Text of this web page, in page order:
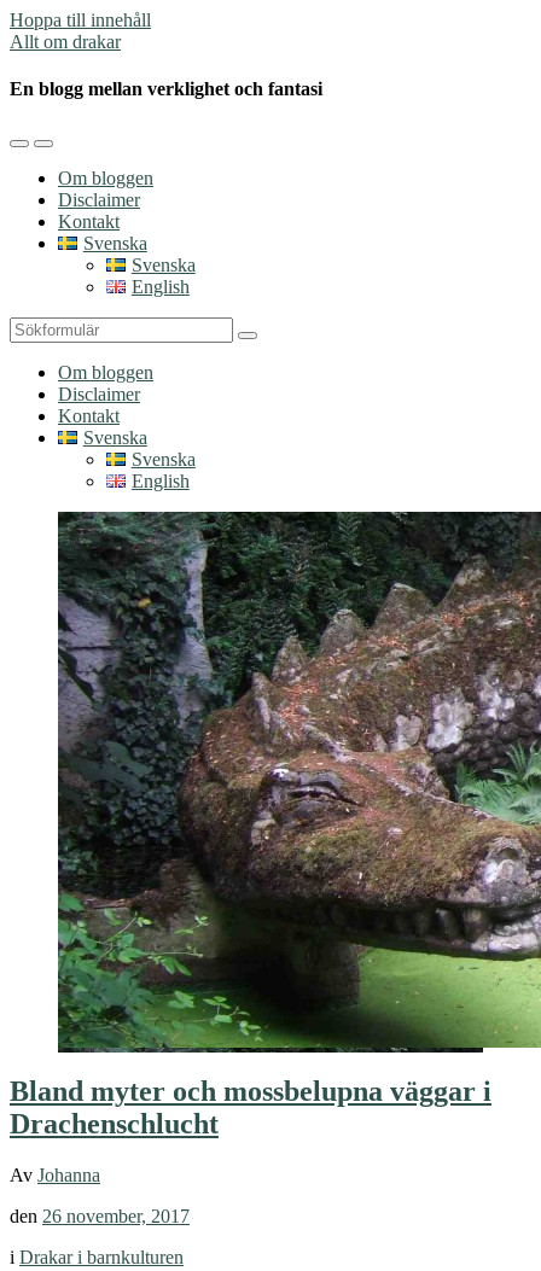
Hoppa till innehåll
Allt om drakar
En blogg mellan verklighet och fantasi
Slå
mobilmenyn
Slå
på/av
sökfältet
Om bloggen
Disclaimer
Kontakt
Svenska
Svenska
English
Sök
Om bloggen
Disclaimer
Kontakt
Svenska
Svenska
English
Bland myter och mossbelupna väggar i
Drachenschlucht
Av Johanna
den 26 november, 2017
i Drakar i barnkulturen